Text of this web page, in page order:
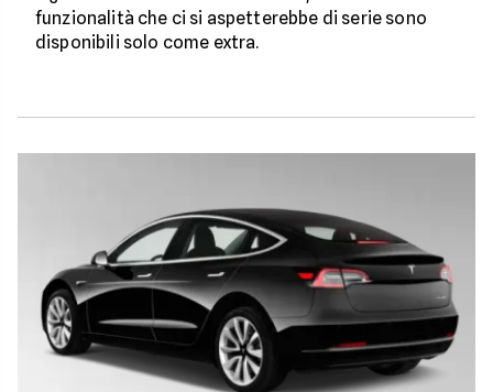
funzionalità che ci si aspetterebbe di serie sono
disponibili solo come extra.